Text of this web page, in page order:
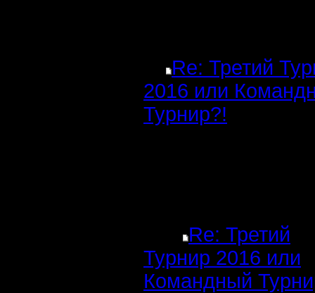
Re: Третий
2016 или
Турнир?!
Re: Третий
Турнир 2016 или
Командный